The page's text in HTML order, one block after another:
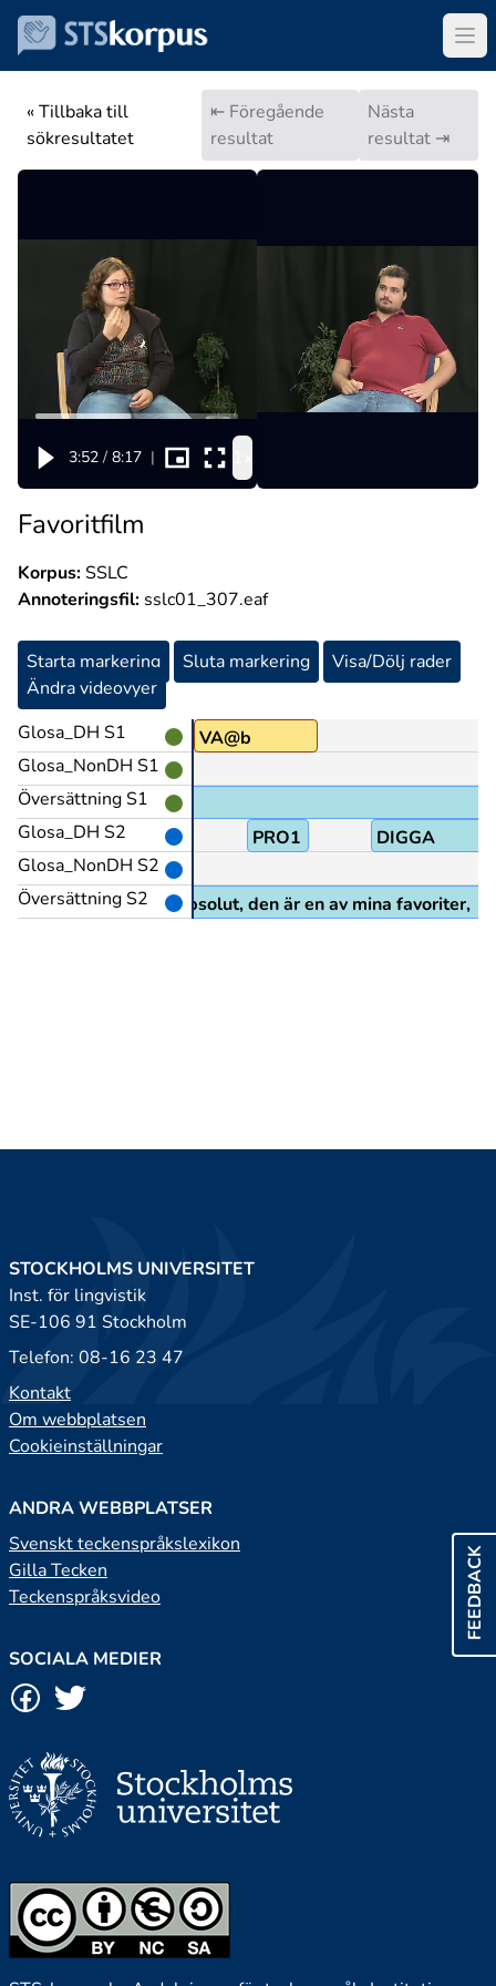
« Tillbaka till
sökresultatet
⇤ Föregående
resultat
Nästa
resultat ⇥
3:52 / 8:17 |
Favoritfilm
Korpus:SSLC
Annoteringsfil: sslc01_307.eaf
Starta markering Sluta markering
Visa/Dölj rader
Ändra videovyer
Glosa_DH S1
Glosa_NonDH S1
Översättning S1
Glosa_DH S2
Glosa_NonDH S2
Översättning S2
DIGGA VA@b
PRO1 DIGGA
Ja absolut, den är en av mina favoriter,
FEEDBACK
STOCKHOLMS UNIVERSITET
Inst. för lingvistik
SE-106 91 Stockholm
Telefon: 08-16 23 47
Kontakt
Om webbplatsen
Cookieinställningar
ANDRA WEBBPLATSER
Svenskt teckenspråkslexikon
Gilla Tecken
Teckenspråksvideo
SOCIALA MEDIER